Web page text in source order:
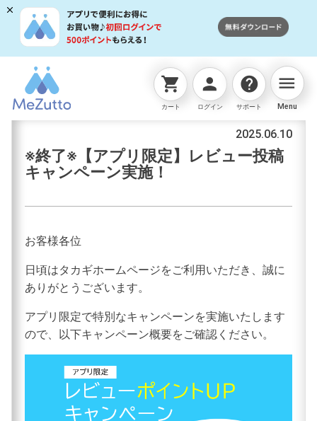
shopping_cart
カート
person
ログイン
help
サポート
menu
Menu
お知らせ
2025.06.10
※終了※【アプリ限定】レビュー投稿
キャンペーン実施！
お客様各位
日頃はタカギホームページをご利用いただき、誠に
ありがとうございます。
アプリ限定で特別なキャンペーンを実施いたします
ので、以下キャンペーン概要をご確認ください。